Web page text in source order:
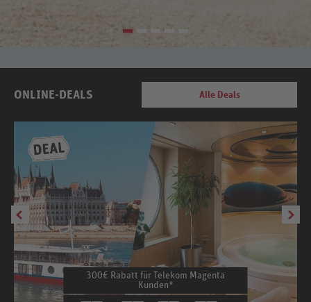
ONLINE-DEALS Alle Deals
300€ Rabatt für Telekom Magenta
Kunden*